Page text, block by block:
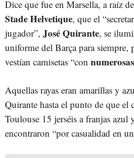
Dice que fue en Marsella, a raíz
Stade Helvetique, que el
jugador”, José Quirante, se
uniforme del Barça para siempre,
vestían camisetas “con
Aquellas rayas eran amarillas y
Quirante hasta el punto de que el
Toulouse 15 jerséis a franjas azul
encontraron “por casualidad en